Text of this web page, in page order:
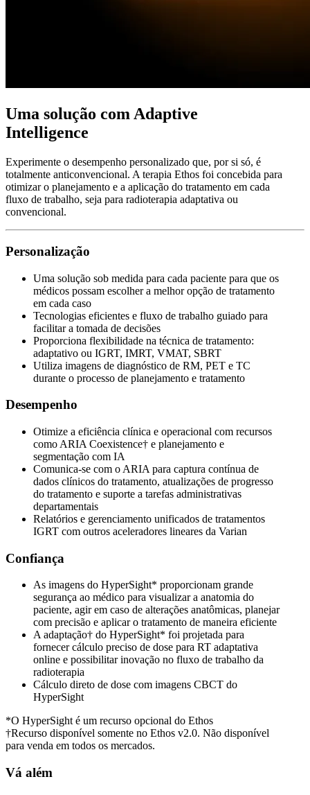
Uma solução com Adaptive
Intelligence
Experimente o desempenho personalizado que, por si só, é
totalmente anticonvencional. A terapia Ethos foi concebida para
otimizar o planejamento e a aplicação do tratamento em cada
fluxo de trabalho, seja para radioterapia adaptativa ou
convencional.
Personalização
Uma solução sob medida para cada paciente para que os
médicos possam escolher a melhor opção de tratamento
em cada caso
Tecnologias eficientes e fluxo de trabalho guiado para
facilitar a tomada de decisões
Proporciona flexibilidade na técnica de tratamento:
adaptativo ou IGRT, IMRT, VMAT, SBRT
Utiliza imagens de diagnóstico de RM, PET e TC
durante o processo de planejamento e tratamento
Desempenho
Otimize a eficiência clínica e operacional com recursos
como ARIA Coexistence† e planejamento e
segmentação com IA
Comunica-se com o ARIA para captura contínua de
dados clínicos do tratamento, atualizações de progresso
do tratamento e suporte a tarefas administrativas
departamentais
Relatórios e gerenciamento unificados de tratamentos
IGRT com outros aceleradores lineares da Varian
Confiança
As imagens do HyperSight* proporcionam grande
segurança ao médico para visualizar a anatomia do
paciente, agir em caso de alterações anatômicas, planejar
com precisão e aplicar o tratamento de maneira eficiente
A adaptação† do HyperSight* foi projetada para
fornecer cálculo preciso de dose para RT adaptativa
online e possibilitar inovação no fluxo de trabalho da
radioterapia
Cálculo direto de dose com imagens CBCT do
HyperSight
*O HyperSight é um recurso opcional do Ethos
†Recurso disponível somente no Ethos v2.0. Não disponível
para venda em todos os mercados.
Vá além